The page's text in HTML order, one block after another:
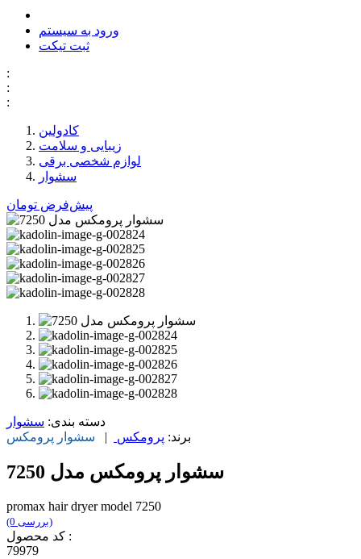
ورود به سیستم
ثبت تیکت
:
:
:
کادولین
زیبایی و سلامت
لوازم شخصی برقی
سشوار
پیش‌فرض تومان
دسته بندی: سشوار
برند: پرومکس | سشوار پرومکس
سشوار پرومکس مدل 7250
promax hair dryer model 7250
(0 بررسی)
کد محصول :
79979